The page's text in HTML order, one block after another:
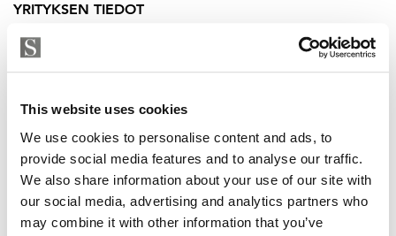
This website uses cookies
We use cookies to personalise content and ads, to
provide social media features and to analyse our traffic.
We also share information about your use of our site with
our social media, advertising and analytics partners who
may combine it with other information that you’ve
Tontti on mahdollista lunastaa omaksi ja vuosivuokra
on hyvin maltillinen 1921,60 euroa vuodessa. Suuri
terassi kutsuu nauttimaan kesäpäivistä ja
täydellinen paikka rentoutua vuoden ympäri.
Energiatehokas maalämpö ja vesikiertoinen
lattialämmitys pitävät kodin miellyttävänä kaikkina
vuodenaikoina ja ilmalämpöpumppu tarjoaa
helpotusta kesähelteillä. Lämmin autotalli ja autokatos
YRITYKSEN TIEDOT